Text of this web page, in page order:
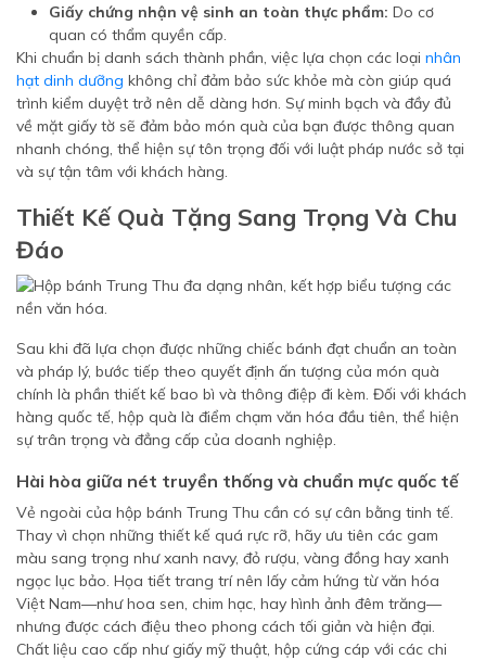
Giấy chứng nhận vệ sinh an toàn thực phẩm: Do cơ
quan có thẩm quyền cấp.
Khi chuẩn bị danh sách thành phần, việc lựa chọn các loại nhân
hạt dinh dưỡng không chỉ đảm bảo sức khỏe mà còn giúp quá
trình kiểm duyệt trở nên dễ dàng hơn. Sự minh bạch và đầy đủ
về mặt giấy tờ sẽ đảm bảo món quà của bạn được thông quan
nhanh chóng, thể hiện sự tôn trọng đối với luật pháp nước sở tại
và sự tận tâm với khách hàng.
Thiết Kế Quà Tặng Sang Trọng Và Chu
Đáo
Sau khi đã lựa chọn được những chiếc bánh đạt chuẩn an toàn
và pháp lý, bước tiếp theo quyết định ấn tượng của món quà
chính là phần thiết kế bao bì và thông điệp đi kèm. Đối với khách
hàng quốc tế, hộp quà là điểm chạm văn hóa đầu tiên, thể hiện
sự trân trọng và đẳng cấp của doanh nghiệp.
Hài hòa giữa nét truyền thống và chuẩn mực quốc tế
Vẻ ngoài của hộp bánh Trung Thu cần có sự cân bằng tinh tế.
Thay vì chọn những thiết kế quá rực rỡ, hãy ưu tiên các gam
màu sang trọng như xanh navy, đỏ rượu, vàng đồng hay xanh
ngọc lục bảo. Họa tiết trang trí nên lấy cảm hứng từ văn hóa
Việt Nam—như hoa sen, chim hạc, hay hình ảnh đêm trăng—
nhưng được cách điệu theo phong cách tối giản và hiện đại.
Chất liệu cao cấp như giấy mỹ thuật, hộp cứng cáp với các chi